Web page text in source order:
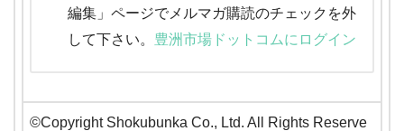
編集」ページでメルマガ購読のチェックを外
して下さい。 豊洲市場ドットコムにログイン
©Copyright Shokubunka Co., Ltd. All Rights Reserve